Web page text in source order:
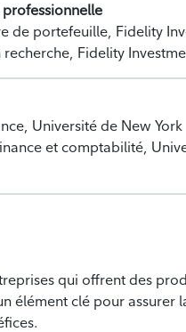
de portefeuille, Fidelity
recherche, Fidelity
Université de New York
et comptabilité,
qui offrent des
élément clé pour assurer